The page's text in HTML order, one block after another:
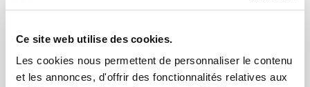
Ce site web utilise des cookies.
Les cookies nous permettent de personnaliser le contenu
et les annonces, d'offrir des fonctionnalités relatives aux